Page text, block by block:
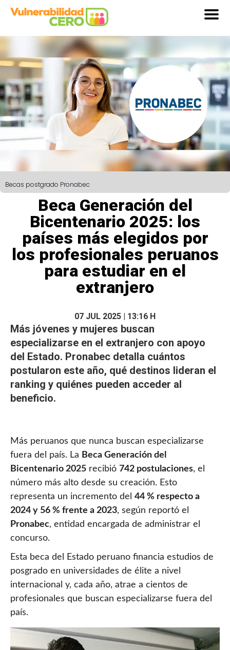
Becas postgrado Pronabec
Beca Generación del
Bicentenario 2025: los
países más elegidos por
los profesionales peruanos
para estudiar en el
extranjero
07 JUL 2025 | 13:16 H
Más jóvenes y mujeres buscan
especializarse en el extranjero con apoyo
del Estado. Pronabec detalla cuántos
postularon este año, qué destinos lideran el
ranking y quiénes pueden acceder al
beneficio.
Más peruanos que nunca buscan especializarse
fuera del país. La Beca Generación del
Bicentenario 2025 recibió 742 postulaciones, el
número más alto desde su creación. Esto
representa un incremento del 44 % respecto a
2024 y 56 % frente a 2023, según reportó el
Pronabec, entidad encargada de administrar el
concurso.
Esta beca del Estado peruano financia estudios de
posgrado en universidades de élite a nivel
internacional y, cada año, atrae a cientos de
profesionales que buscan especializarse fuera del
país.